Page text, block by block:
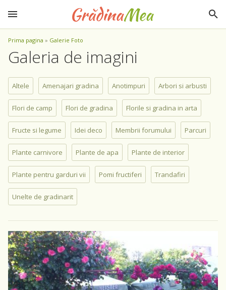
Prima pagina » Galerie Foto
Galeria de imagini
Altele Amenajari gradina Anotimpuri Arbori si arbusti
Flori de camp Flori de gradina Florile si gradina in arta
Fructe si legume Idei deco Membrii forumului Parcuri
Plante carnivore Plante de apa Plante de interior
Plante pentru garduri vii Pomi fructiferi Trandafiri
Unelte de gradinarit